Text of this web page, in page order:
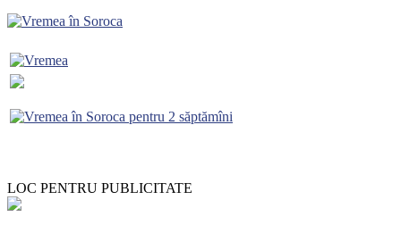
LOC PENTRU PUBLICITATE